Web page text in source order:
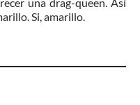
Si, amarillo.